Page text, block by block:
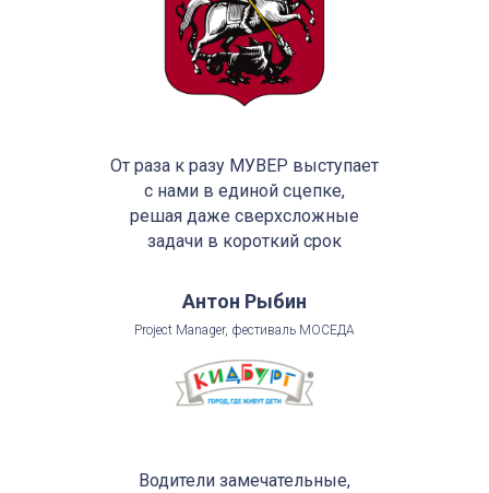
От раза к разу МУВЕР выступает
с нами в единой сцепке,
решая даже сверхсложные
задачи в короткий срок
Антон Рыбин
Project Manager, фестиваль МОСЕДА
Водители замечательные,